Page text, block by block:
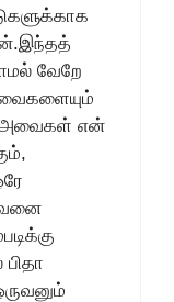
வேறே
அவைகள் என்